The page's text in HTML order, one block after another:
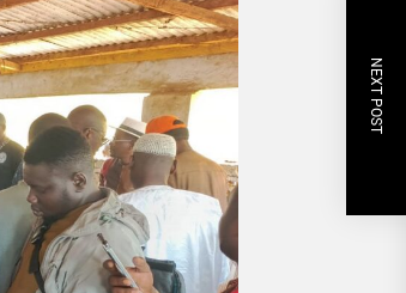
NEXT POST